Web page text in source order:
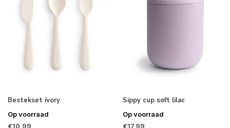
Bestekset ivory
Op voorraad
€10,99
Sippy cup soft lilac
Op voorraad
€17,99